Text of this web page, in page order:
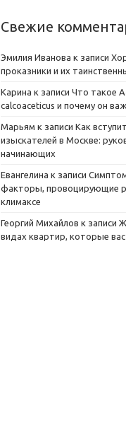
Свежие
Эмилия Иванова к записи
проказники и их
Карина к записи Что такое
calcoaceticus и почему он
Марьям к записи Как
изыскателей в Москве:
начинающих
Евангелина к записи
факторы, провоцирующие
климаксе
Георгий Михайлов к записи
видах квартир, которые